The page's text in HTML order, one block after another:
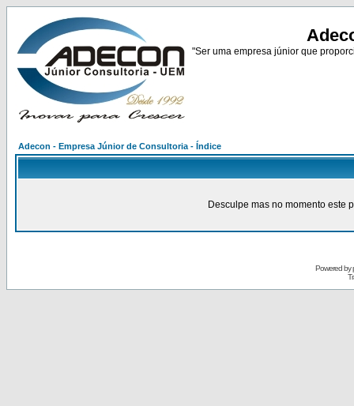
"Ser uma empresa júnior que
Adecon - Empresa Júnior de Consultoria - Índice
Desculpe mas no momento este
Powered by